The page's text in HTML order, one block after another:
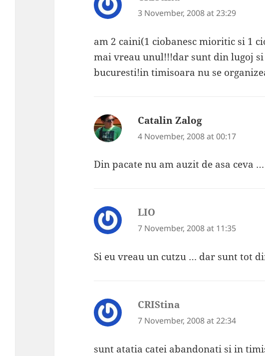
3 November, 2008 at 23:29
am 2 caini(1 ciobanesc mioritic si 1
mai vreau unul!!!dar sunt din lugoj
bucuresti!in timisoara nu se
Catalin Zalog
4 November, 2008 at 00:17
Din pacate nu am auzit de asa ceva
LIO
7 November, 2008 at 11:35
Si eu vreau un cutzu … dar sunt tot
CRIStina
7 November, 2008 at 22:34
sunt atatia catei abandonati si in